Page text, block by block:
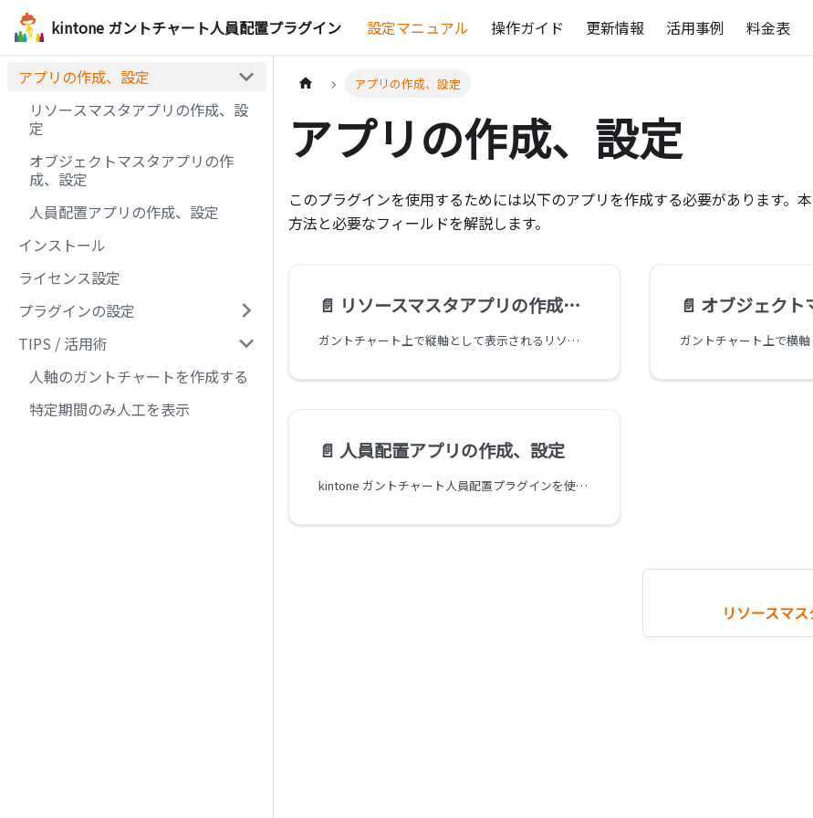
kintone ガントチャート人員配置プラグイン 設定マニュアル 操作ガイド 更新情報 活用事例 料金表
アプリの作成、設定
リソースマスタアプリの作成、設
定
オブジェクトマスタアプリの作
成、設定
人員配置アプリの作成、設定
インストール
ライセンス設定
プラグインの設定
TIPS / 活用術
人軸のガントチャートを作成する
特定期間のみ人工を表示
アプリの作成、設定
アプリの作成、設定
このプラグインを使用するためには以下のアプリを作成する必要があります。
方法と必要なフィールドを解説します。
📄️ リソースマスタアプリの作成、設定
ガントチャート上で縦軸として表示されるリソースマスタアプリを作成します。
📄️ オブジェクトマス
📄️ 人員配置アプリの作成、設定
kintone ガントチャート人員配置プラグインを使用するアプリを作成します。
リソースマ